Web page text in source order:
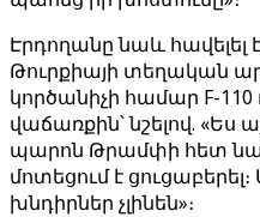
Էրդողանը նաև
Թուրքիայի տեղական
կործանիչի համար F-
վաճառքին՝ նշելով. «Ես
պարոն Թրամփի հետ
մոտեցում է
խնդիրներ չլինեն»։